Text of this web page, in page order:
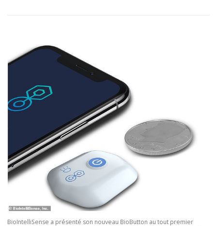
BioIntelliSense a présenté son nouveau BioButton au tout premier